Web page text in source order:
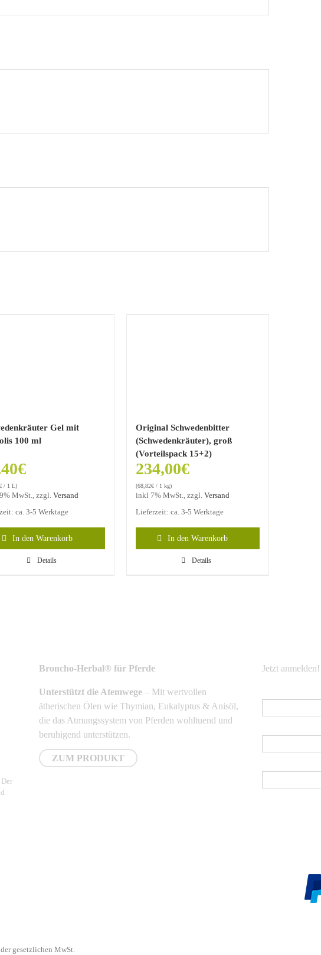
Gel mit
100 ml
€
/ 1 L)
MwSt., zzgl.Versand
ca. 3-5 Werktage
In den Warenkorb
Details
Original Schwedenbitter
(Schwedenkräuter), groß
(Vorteilspack 15+2)
234,00€
(68,82€/ 1 kg)
inkl 7% MwSt., zzgl. Versand
Lieferzeit: ca. 3-5 Werktage
In den Warenkorb
Details
Broncho-Herbal® für Pferde
Unterstützt die Atemwege – Mit wertvollen
ätherischen Ölen wie Thymian, Eukalyptus & Anisöl,
die das Atmungssystem von Pferden wohltuend und
beruhigend unterstützen.
ZUM PRODUKT
Jetzt anmelden!
gesetzlichen MwSt.